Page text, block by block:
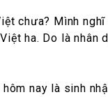
chưa? Mình
ha. Do là
nay là sinh